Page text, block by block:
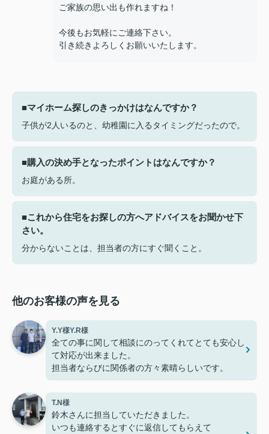
ご家族の思い出も作れますね！
今後もお気軽にご連絡下さい。
引き続きよろしくお願いいたします。
■マイホーム探しのきっかけはなんですか？
子供が2人いるのと、幼稚園に入るタイミングだったので。
■購入の決め手となったポイントはなんですか？
お庭がある所。
■これから住宅をお探しの方へアドバイスをお聞かせ下
さい。
分からないことは、担当者の方にすぐ聞くこと。
他のお客様の声を見る
Y.Y様Y.R様
全ての事に関して相談にのってくれてとても安心し
て対応が出来ました。
担当者ならびに関係者の方々素晴らしいです。
T.N様
鈴木さんに担当していただきました。
いつも連絡するとすぐに返信してもらえて